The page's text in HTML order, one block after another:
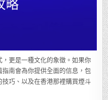
略
更是一種文化的象徵。如果你
南會為你提供全面的信息，包
巧、以及在香港那裡購買煙斗